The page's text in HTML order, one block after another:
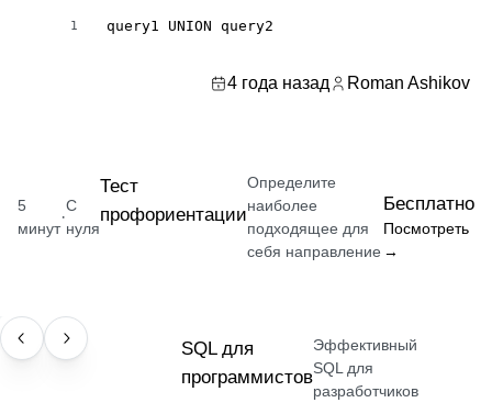
1 query1 UNION query2
4 года назад Roman Ashikov
5
минут
·
С
нуля
Тест
профориентации
Определите
наиболее
подходящее для
себя направление
Бесплатно
Посмотреть
→
НАВЫК
SQL для
программистов
Эффективный
SQL для
разработчиков